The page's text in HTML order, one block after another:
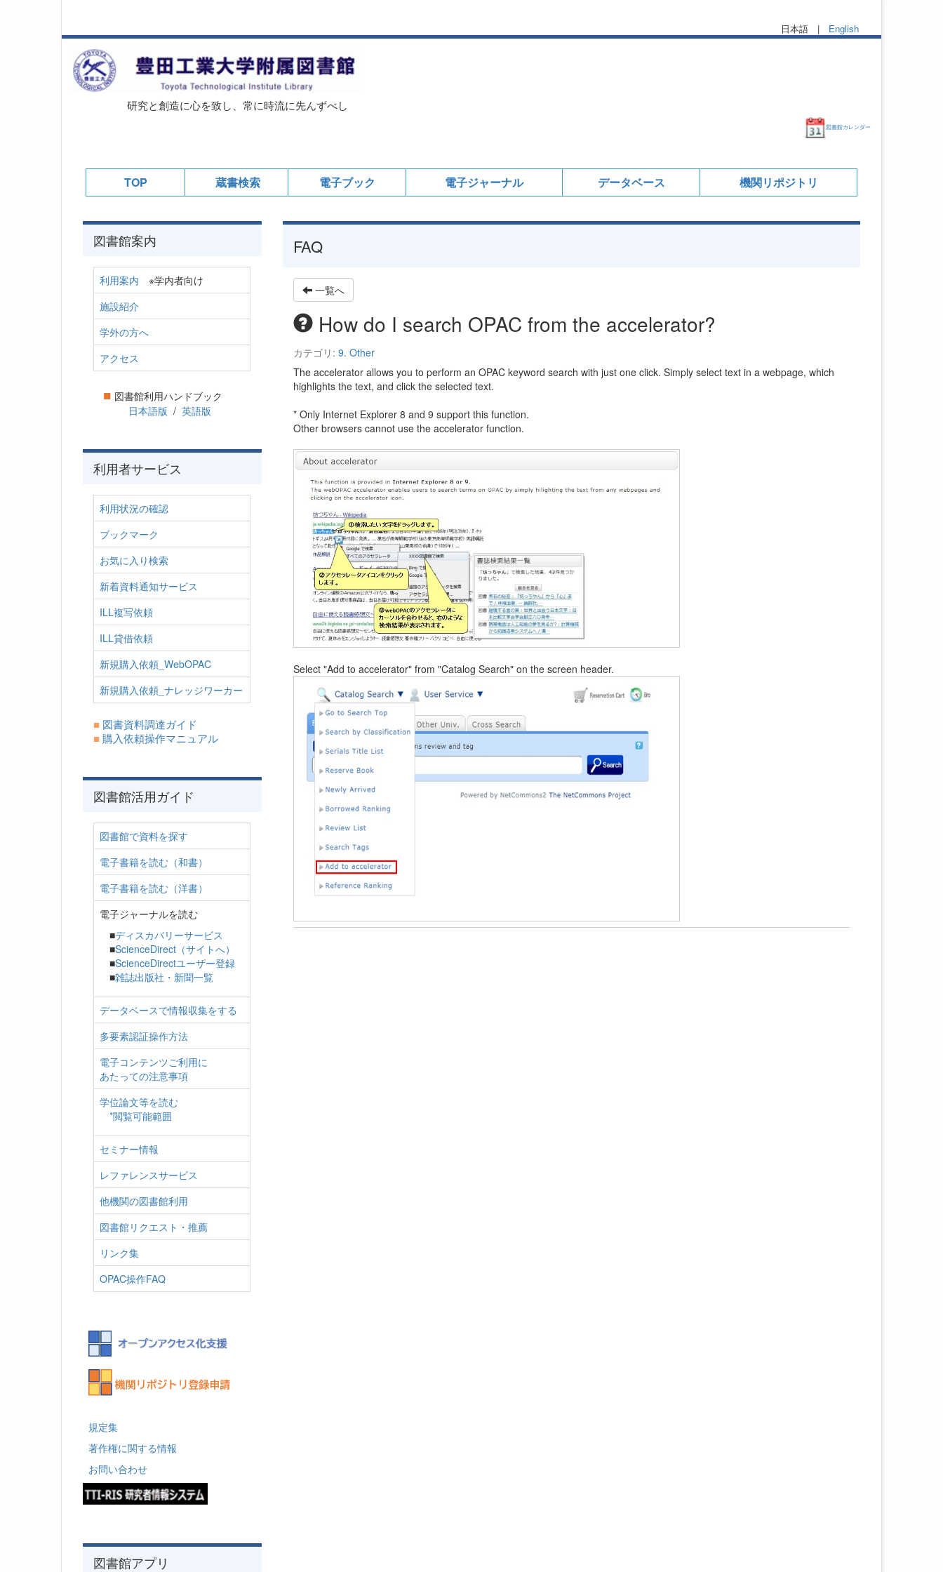
日本語 | English
研究と創造に心を致し、常に時流に先んずべし
図書館カレンダー
TOP 蔵書検索 電子ブック 電子ジャーナル データベース 機関リポジトリ
FAQ
一覧へ
How do I search OPAC from the accelerator?
カテゴリ: 9. Other
The accelerator allows you to perform an OPAC keyword search with just one click. Simply select text in a webpage, which
highlights the text, and click the selected text.
* Only Internet Explorer 8 and 9 support this function.
Other browsers cannot use the accelerator function.
Select "Add to accelerator" from "Catalog Search" on the screen header.
図書館案内
利用案内 ※学内者向け
施設紹介
学外の方へ
アクセス
■ 図書館利用ハンドブック
日本語版 / 英語版
利用者サービス
利用状況の確認
ブックマーク
お気に入り検索
新着資料通知サービス
ILL複写依頼
ILL貸借依頼
新規購入依頼_WebOPAC
新規購入依頼_ナレッジワーカー
■ 図書資料調達ガイド
■購入依頼操作マニュアル
図書館活用ガイド
図書館で資料を探す
電子書籍を読む（和書）
電子書籍を読む（洋書）
電子ジャーナルを読む
■ディスカバリーサービス
■ScienceDirect（サイトへ）
■ScienceDirectユーザー登録
■雑誌出版社・新聞一覧
データベースで情報収集をする
多要素認証操作方法
電子コンテンツご利用に
あたっての注意事項
学位論文等を読む
*閲覧可能範囲
セミナー情報
レファレンスサービス
他機関の図書館利用
図書館リクエスト・推薦
リンク集
OPAC操作FAQ
規定集
著作権に関する情報
お問い合わせ
図書館アプリ